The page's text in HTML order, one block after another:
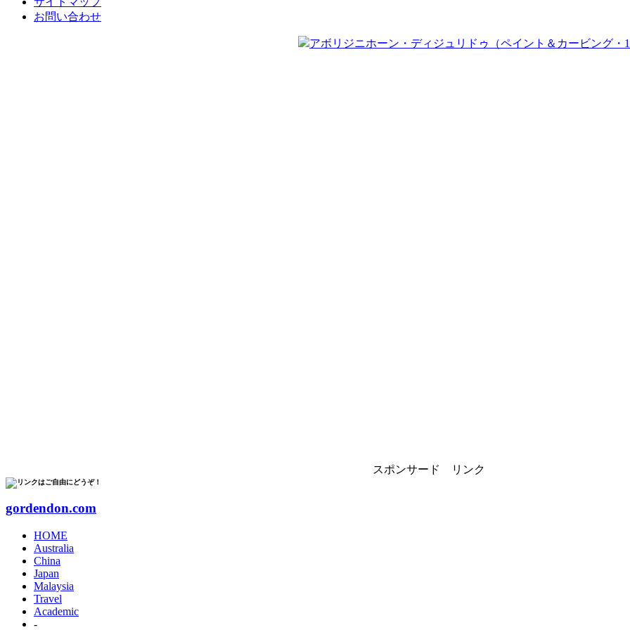
お問い合わせ
アボリジニホーン・ディジュリドゥ（ペイント＆カービング・
スポンサード リンク
リンクはご自由にどうぞ！
gordendon.com
HOME
Australia
China
Japan
Malaysia
Travel
Academic
-